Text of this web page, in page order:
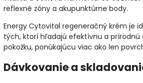
reflexné zóny a akupunktúrne body.
Energy Cytovital regeneračný krém je
tých, ktorí hľadajú efektívnu a prírodnú
pokožku, ponúkajúcu viac ako len
Dávkovanie a